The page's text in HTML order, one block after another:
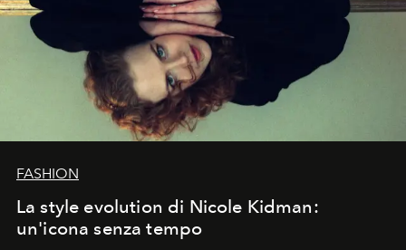
FASHION
La style evolution di Nicole Kidman:
un'icona senza tempo